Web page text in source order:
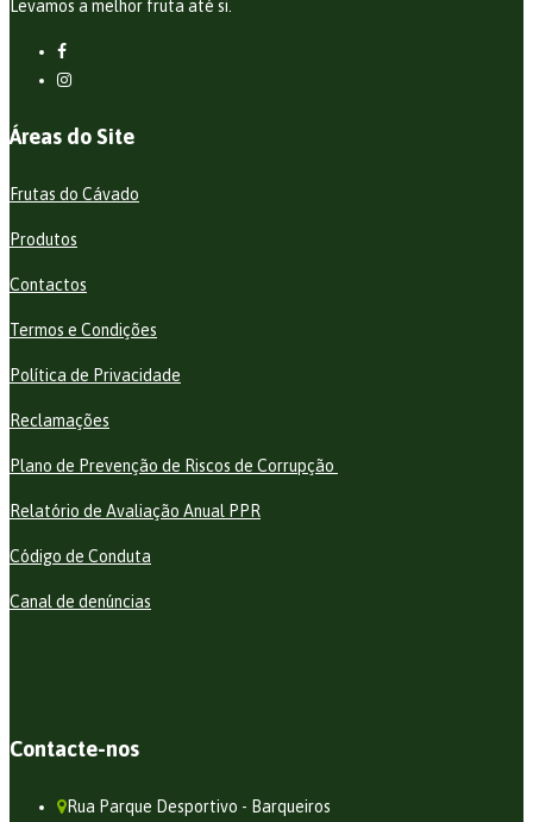
Levamos a melhor fruta até si.
Áreas do Site
Frutas do Cávado
Produtos
Contactos
Termos e Condições
Política de Privacidade
Reclamações
Plano de Prevenção de Riscos de Corrupção
Relatório de Avaliação Anual PPR
Código de Conduta
Canal de denúncias
Contacte-nos
Rua Parque Desportivo - Barqueiros